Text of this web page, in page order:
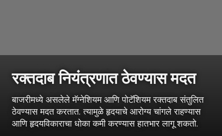
रक्तदाब नियंत्रणात ठेवण्यास मदत
बाजरीमध्ये असलेले मॅग्नेशियम आणि पोटॅशियम रक्तदाब संतुलित
ठेवण्यास मदत करतात. त्यामुळे हृदयाचे आरोग्य चांगले राहण्यास
आणि हृदयविकाराचा धोका कमी करण्यास हातभार लागू शकतो.